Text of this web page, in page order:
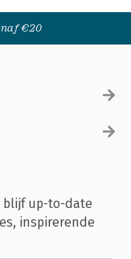
€20
blijf up-to-date
inspirerende